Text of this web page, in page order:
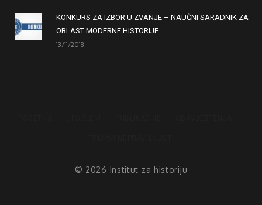
KONKURS ZA IZBOR U ZVANJE – NAUČNI SARADNIK ZA
OBLAST MODERNE HISTORIJE
13/11/2018
© 2026 Institut za historiju